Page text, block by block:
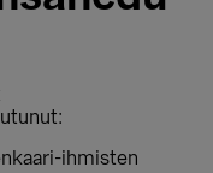
ihmisten